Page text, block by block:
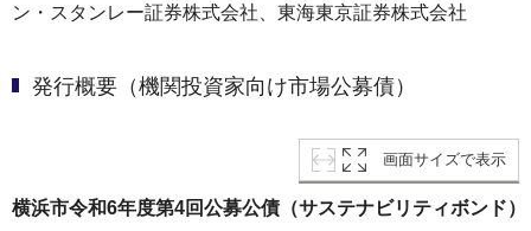
ン・スタンレー証券株式会社、東海東京証券株式会社
発行概要（機関投資家向け市場公募債）
画面サイズで表示
横浜市令和6年度第4回公募公債（サステナビリティボンド）